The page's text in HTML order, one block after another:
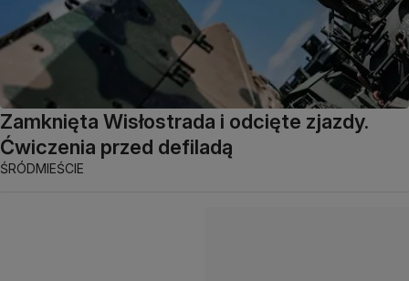
Zamknięta Wisłostrada i odcięte zjazdy.
Ćwiczenia przed defiladą
ŚRÓDMIEŚCIE